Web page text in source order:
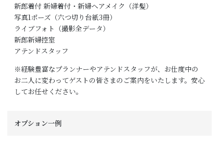
新郎着付 新婦着付・新婦ヘアメイク（洋髪）
写真1ポーズ（六つ切り台紙3冊）
ライブフォト（撮影全データ）
新郎新婦控室
アテンドスタッフ
※経験豊富なプランナーやアテンドスタッフが、お仕度中の
お二人に変わってゲストの皆さまのご案内をいたします。安心
してお任せください。
オプション一例